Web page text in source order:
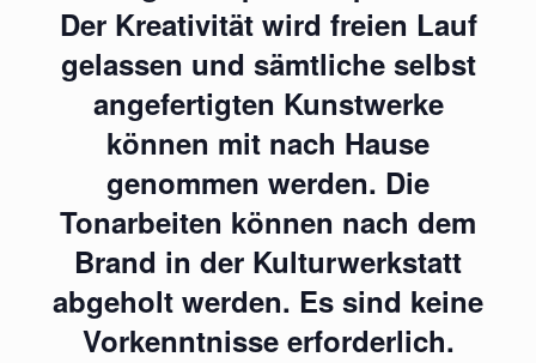
Der Kreativität wird freien Lauf
gelassen und sämtliche selbst
angefertigten Kunstwerke
können mit nach Hause
genommen werden. Die
Tonarbeiten können nach dem
Brand in der Kulturwerkstatt
abgeholt werden. Es sind keine
Vorkenntnisse erforderlich.